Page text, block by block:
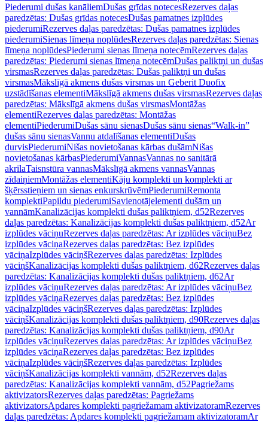
Piederumi dušas kanāliemDušas grīdas notecesRezerves daļas
paredzētas: Dušas grīdas notecesDušas pamatnes izplūdes
piederumiRezerves daļas paredzētas: Dušas pamatnes izplūdes
piederumiSienas līmeņa noplūdesRezerves daļas paredzētas: Sienas
līmeņa noplūdesPiederumi sienas līmeņa notecēmRezerves daļas
paredzētas: Piederumi sienas līmeņa notecēmDušas paliktņi un dušas
virsmasRezerves daļas paredzētas: Dušas paliktņi un dušas
virsmasMākslīgā akmens dušas virsmas un Geberit Duofix
uzstādīšanas elementiMākslīgā akmens dušas virsmasRezerves daļas
paredzētas: Mākslīgā akmens dušas virsmasMontāžas
elementiRezerves daļas paredzētas: Montāžas
elementiPiederumiDušas sānu sienasDušas sānu sienas“Walk-in”
dušas sānu sienasVannu atdalīšanas elementiDušas
durvisPiederumiNišas novietošanas kārbas dušāmNišas
novietošanas kārbasPiederumiVannasVannas no sanitārā
akrilaTaisnstūra vannasMākslīgā akmens vannasVannas
zīdaiņiemMontāžas elementiKāju komplekti un komplekti ar
šķērsstieņiem un sienas enkurskrūvēmPiederumiRemonta
komplektiPapildu piederumiSavienotājelementi dušām un
vannāmKanalizācijas komplekti dušas paliktņiem, d52Rezerves
daļas paredzētas: Kanalizācijas komplekti dušas paliktņiem, d52Ar
izplūdes vāciņuRezerves daļas paredzētas: Ar izplūdes vāciņuBez
izplūdes vāciņaRezerves daļas paredzētas: Bez izplūdes
vāciņaIzplūdes vāciņšRezerves daļas paredzētas: Izplūdes
vāciņšKanalizācijas komplekti dušas paliktņiem, d62Rezerves daļas
paredzētas: Kanalizācijas komplekti dušas paliktņiem, d62Ar
izplūdes vāciņuRezerves daļas paredzētas: Ar izplūdes vāciņuBez
izplūdes vāciņaRezerves daļas paredzētas: Bez izplūdes
vāciņaIzplūdes vāciņšRezerves daļas paredzētas: Izplūdes
vāciņšKanalizācijas komplekti dušas paliktņiem, d90Rezerves daļas
paredzētas: Kanalizācijas komplekti dušas paliktņiem, d90Ar
izplūdes vāciņuRezerves daļas paredzētas: Ar izplūdes vāciņuBez
izplūdes vāciņaRezerves daļas paredzētas: Bez izplūdes
vāciņaIzplūdes vāciņšRezerves daļas paredzētas: Izplūdes
vāciņšKanalizācijas komplekti vannām, d52Rezerves daļas
paredzētas: Kanalizācijas komplekti vannām, d52Pagriežams
aktivizatorsRezerves daļas paredzētas: Pagriežams
aktivizatorsApdares komplekti pagriežamam aktivizatoramRezerves
daļas paredzētas: Apdares komplekti pagriežamam aktivizatoramAr